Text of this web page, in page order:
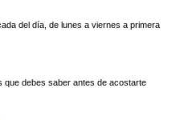
del día, de lunes a viernes a primera
que debes saber antes de acostarte